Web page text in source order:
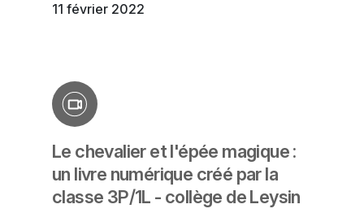
11 février 2022
Le chevalier et l'épée magique :
un livre numérique créé par la
classe 3P/1L - collège de Leysin